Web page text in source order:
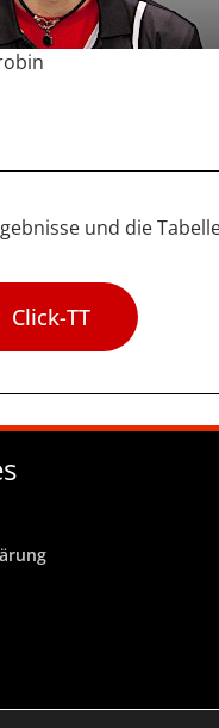
und die
Click-TT